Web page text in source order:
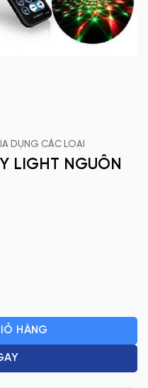
DỤNG CÁC LOẠI
LIGHT NGUÔN
220V số lượng
HÀNG